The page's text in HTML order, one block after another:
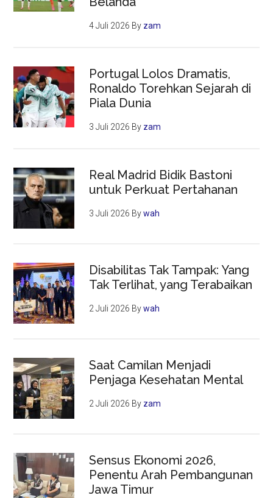
4 Juli 2026 By zam
Portugal Lolos Dramatis,
Ronaldo Torehkan Sejarah di
Piala Dunia
3 Juli 2026 By zam
Real Madrid Bidik Bastoni
untuk Perkuat Pertahanan
3 Juli 2026 Bywah
Disabilitas Tak Tampak: Yang
Tak Terlihat, yang Terabaikan
2 Juli 2026 Bywah
Saat Camilan Menjadi
Penjaga Kesehatan Mental
2 Juli 2026 By zam
Sensus Ekonomi 2026,
Penentu Arah Pembangunan
Jawa Timur